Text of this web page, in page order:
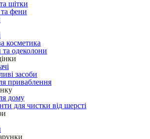
щітки
фени
косметика
одеколони
засоби
приваблення
дому
для чистки від шерсті